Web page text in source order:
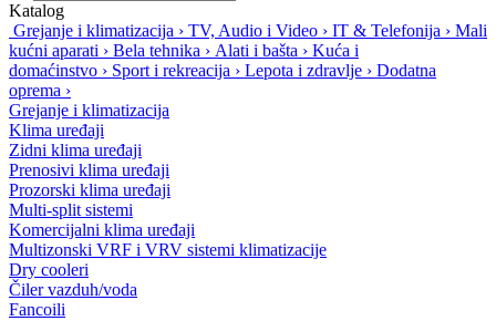
Katalog
Grejanje i klimatizacija › TV, Audio i Video › IT & Telefonija › Mali
kućni aparati › Bela tehnika › Alati i bašta › Kuća i
domaćinstvo › Sport i rekreacija › Lepota i zdravlje › Dodatna
oprema ›
Grejanje i klimatizacija
Klima uređaji
Zidni klima uređaji
Prenosivi klima uređaji
Prozorski klima uređaji
Multi-split sistemi
Komercijalni klima uređaji
Multizonski VRF i VRV sistemi klimatizacije
Dry cooleri
Čiler vazduh/voda
Fancoili